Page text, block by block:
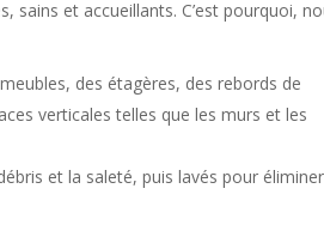
sains et accueillants. C’est pourquoi,
des étagères, des rebords de
verticales telles que les murs et les
et la saleté, puis lavés pour éliminer